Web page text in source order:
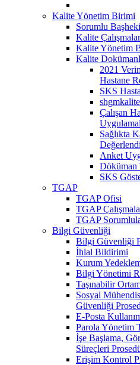
Kalite Yönetim Birimi
Sorumlu
Kalite
Kalite Yönetim
Kalite
2021
Hastane
SKS
Çalışan
Sağlıkta
Anket
Döküman
SKS
TGAP
TGAP Ofisi
TGAP
TGAP
Bilgi Güvenliği
Bilgi Güvenliği
İhlal Bildirimi
Kurum
Bilgi Yönetimi
Taşınabilir
Sosyal
Güvenliği
E-Posta
Parola Yönetim
İşe Başlama,
Süreçleri
Erişim Kontrol